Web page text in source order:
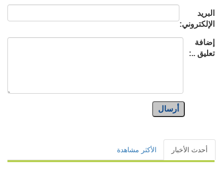
البريد
الإلكتروني:
إضافة
تعليق ..:
أرسال
أحدث الأخبار الأكثر مشاهدة